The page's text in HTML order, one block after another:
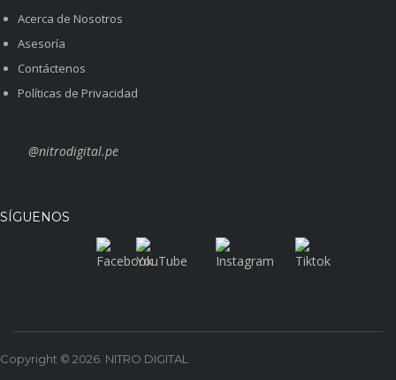
Acerca de Nosotros
Asesoría
Contáctenos
Políticas de Privacidad
@nitrodigital.pe
SÍGUENOS
Copyright © 2026. NITRO DIGITAL